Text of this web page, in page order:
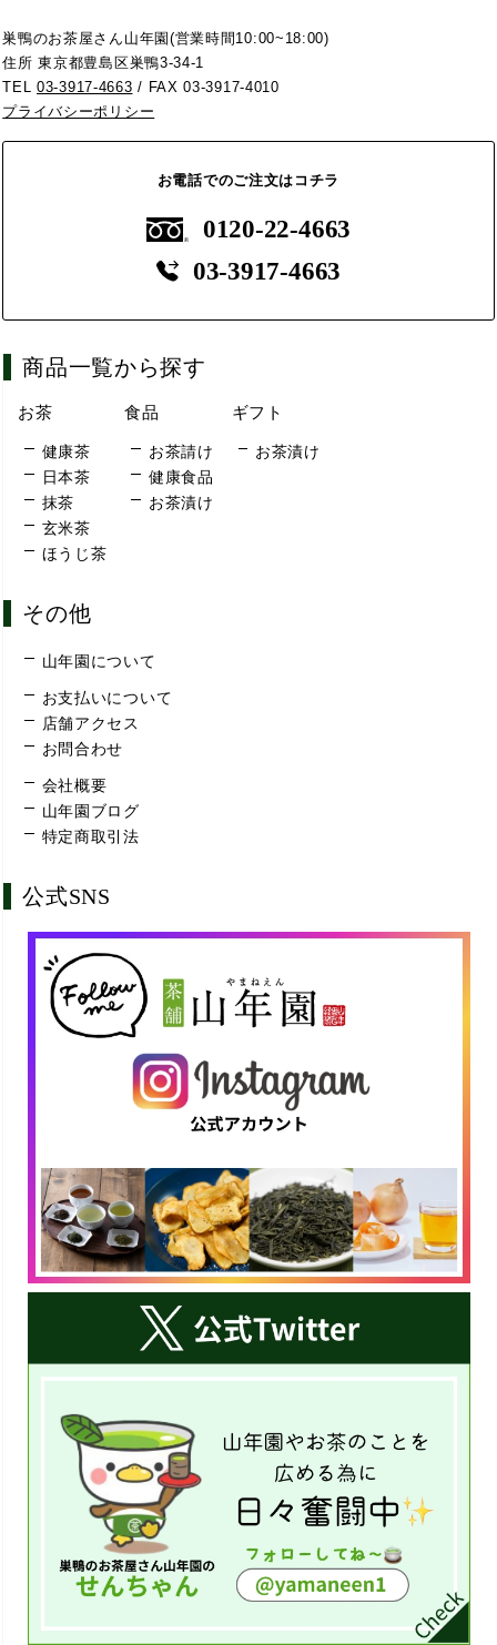
巣鴨のお茶屋さん山年園(営業時間10:00~18:00)
住所 東京都豊島区巣鴨3-34-1
TEL03-3917-4663 / FAX 03-3917-4010
プライバシーポリシー
お電話でのご注文はコチラ
0120-22-4663
03-3917-4663
商品一覧から探す
お茶
健康茶
日本茶
抹茶
玄米茶
ほうじ茶
食品
お茶請け
健康食品
お茶漬け
ギフト
お茶漬け
その他
山年園について
お支払いについて
店舗アクセス
お問合わせ
会社概要
山年園ブログ
特定商取引法
公式SNS